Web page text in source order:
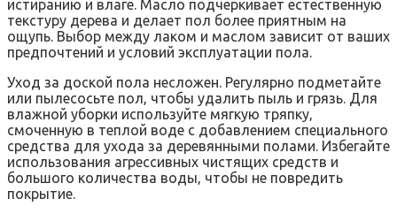
истиранию и влаге. Масло подчеркивает естественную
текстуру дерева и делает пол более приятным на
ощупь. Выбор между лаком и маслом зависит от ваших
предпочтений и условий эксплуатации пола.
Уход за доской пола несложен. Регулярно подметайте
или пылесосьте пол‚ чтобы удалить пыль и грязь. Для
влажной уборки используйте мягкую тряпку‚
смоченную в теплой воде с добавлением специального
средства для ухода за деревянными полами. Избегайте
использования агрессивных чистящих средств и
большого количества воды‚ чтобы не повредить
покрытие.